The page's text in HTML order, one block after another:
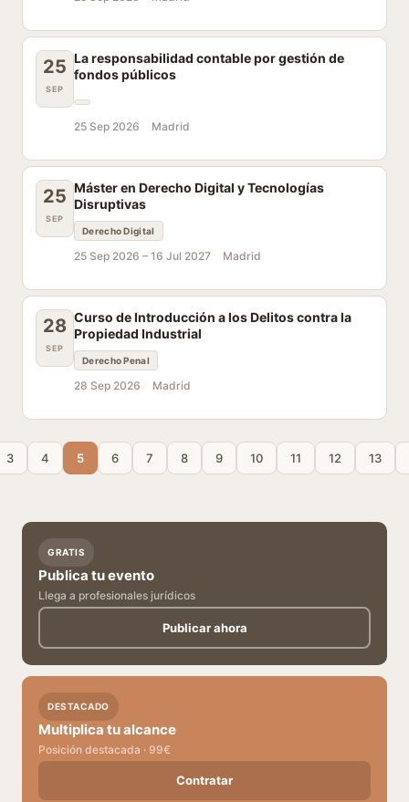
25
SEP
La responsabilidad contable por gestión de
fondos públicos
25 Sep 2026 Madrid
25
SEP
Máster en Derecho Digital y Tecnologías
Disruptivas
Derecho Digital
25 Sep 2026 – 16 Jul 2027 Madrid
28
SEP
Curso de Introducción a los Delitos contra la
Propiedad Industrial
Derecho Penal
28 Sep 2026 Madrid
3 4 5 6 7 8 9 10 11 12 13
GRATIS
Publica tu evento
Llega a profesionales jurídicos
Publicar ahora
DESTACADO
Multiplica tu alcance
Posición destacada · 99€
Contratar